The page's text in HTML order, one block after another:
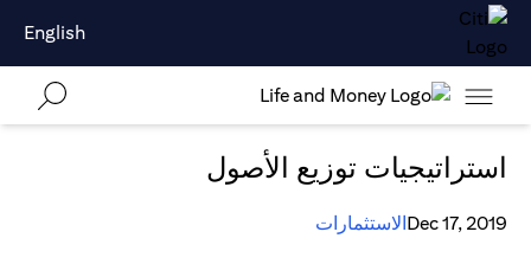
English
استراتيجيات توزيع الأصول
Dec 17, 2019الاستثمارات